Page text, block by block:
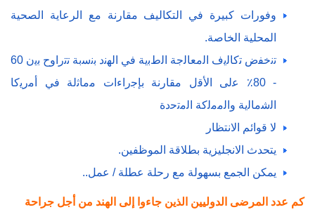
وفورات كبيرة في التكاليف مقارنة مع الرعاية الصحية
المحلية الخاصة.
ﺗﻧﺧﻔض ﺗﮐﺎﻟﯾف اﻟﻣﻌﺎﻟﺟﺔ اﻟطﺑﯾﺔ ﻓﻲ اﻟﮭﻧد ﺑﻧﺳﺑﺔ ﺗﺗراوح ﺑﯾن 60
- 80٪ ﻋﻟﯽ اﻷﻗل ﻣﻘﺎرﻧﺔ ﺑﺈﺟراءات ﻣﻣﺎﺛﻟﺔ ﻓﻲ أﻣرﯾﮐﺎ
اﻟﺷﻣﺎﻟﯾﺔ واﻟﻣﻣﻟﮐﺔ اﻟﻣﺗﺣدة
لا قوائم الانتظار
يتحدث الانجليزية بطلاقة الموظفين.
يمكن الجمع بسهولة مع رحلة عطلة / عمل..
كم عدد المرضى الدوليين الذين جاءوا إلى الهند من أجل جراحة